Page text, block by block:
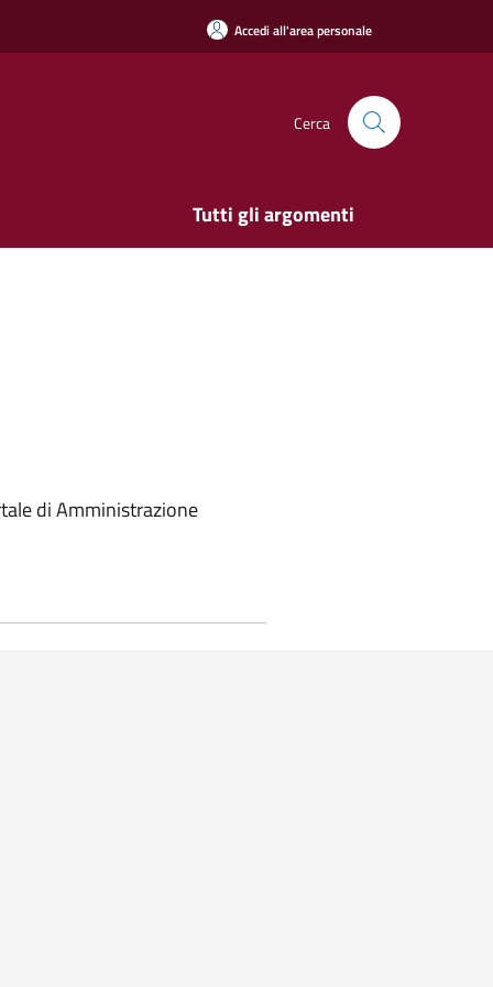
Accedi all'area personale
Cerca
Tutti gli argomenti
di Amministrazione